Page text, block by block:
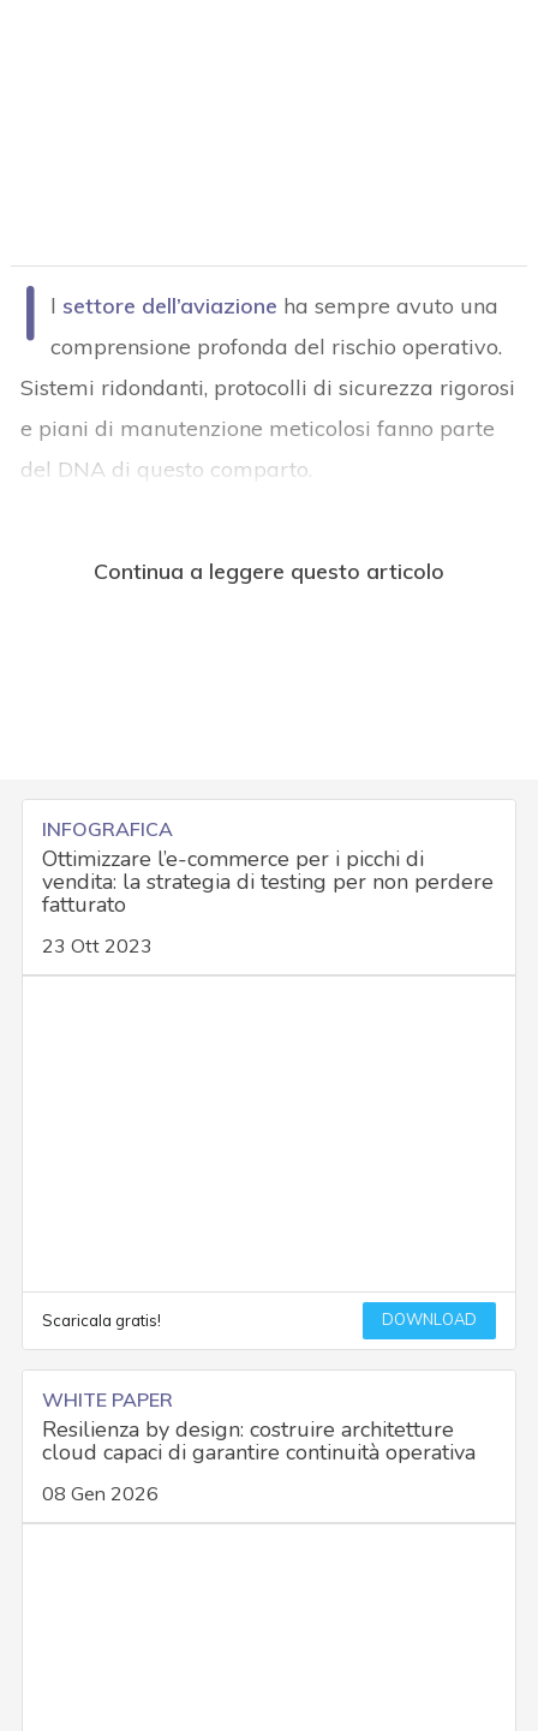
I l settore dell’aviazione ha sempre avuto una
comprensione profonda del rischio operativo.
Sistemi ridondanti, protocolli di sicurezza rigorosi
e piani di manutenzione meticolosi fanno parte
del DNA di questo comparto.
Continua a leggere questo articolo
INFOGRAFICA
Ottimizzare l’e-commerce per i picchi di
vendita: la strategia di testing per non perdere
fatturato
23 Ott 2023
Scaricala gratis! DOWNLOAD
WHITE PAPER
Resilienza by design: costruire architetture
cloud capaci di garantire continuità operativa
08 Gen 2026